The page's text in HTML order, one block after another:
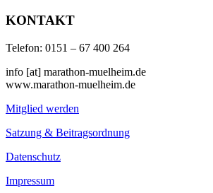
KONTAKT
Telefon: 0151 – 67 400 264
info [at] marathon-muelheim.de
www.marathon-muelheim.de
Mitglied werden
Satzung & Beitragsordnung
Datenschutz
Impressum